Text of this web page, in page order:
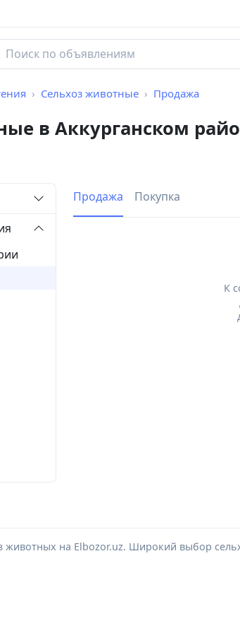
Сельхоз животные Продажа
в Аккурганском
Продажа Покупка
К
животных на Elbozor.uz. Широкий выбор